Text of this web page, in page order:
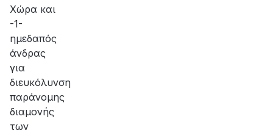
Χώρα και
-1-
ημεδαπός
άνδρας
για
διευκόλυνση
παράνομης
διαμονής
των